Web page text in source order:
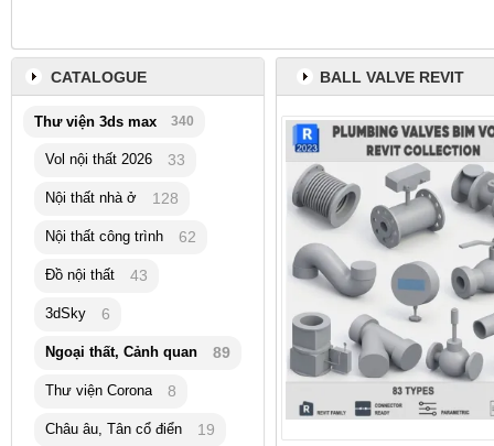
BALL VALVE REVIT
CATALOGUE
Thư viện 3ds max 340
Vol nội thất 2026 33
Nội thất nhà ở 128
Nội thất công trình 62
Đồ nội thất 43
3dSky 6
Ngoại thất, Cảnh quan 89
Thư viện Corona 8
Châu âu, Tân cổ điển 19